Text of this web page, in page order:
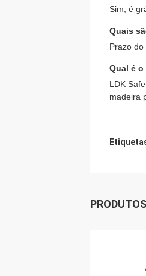
Sim, é
Quais
Prazo
Qual é
LDK
madeira